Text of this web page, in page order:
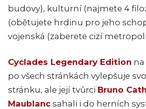
budovy), kulturní (najmete 4
(obětujete hrdinu pro jeho
vojenská (zaberete cizí
Cyclades Legendary Edition
po všech stránkách vylepšuje
stránku, ale její tvůrci Bruno
Maublanc sahali i do herních